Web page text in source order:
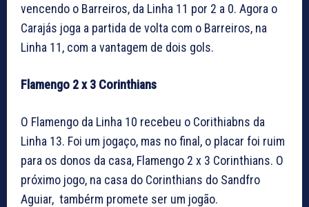
vencendo o Barreiros, da Linha 11 por 2 a 0. Agora o
Carajás joga a partida de volta com o Barreiros, na
Linha 11, com a vantagem de dois gols.
Flamengo 2 x 3 Corinthians
O Flamengo da Linha 10 recebeu o Corithiabns da
Linha 13. Foi um jogaço, mas no final, o placar foi ruim
para os donos da casa, Flamengo 2 x 3 Corinthians. O
próximo jogo, na casa do Corinthians do Sandfro
Aguiar, tambérm promete ser um jogão.